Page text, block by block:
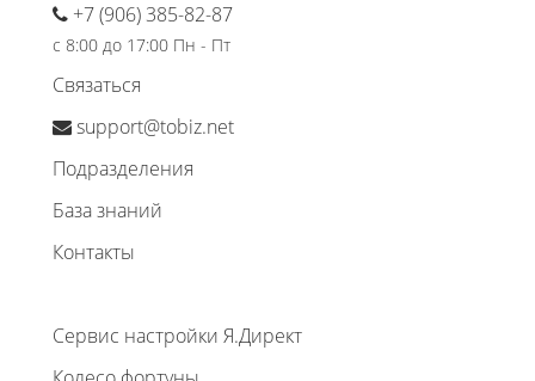
+7 (906) 385-82-87
с 8:00 до 17:00 Пн - Пт
Связаться
support@tobiz.net
Подразделения
База знаний
Контакты
Сервис настройки Я.Директ